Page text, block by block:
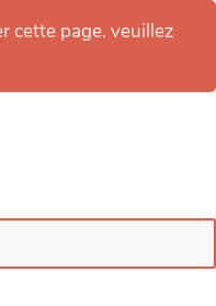
cette page. veuillez